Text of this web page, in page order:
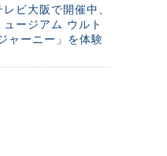
レビ大阪で開催中、
ュージアム ウルト
ャーニー」を体験